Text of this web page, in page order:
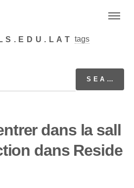
tags
dans la sall
dans Reside